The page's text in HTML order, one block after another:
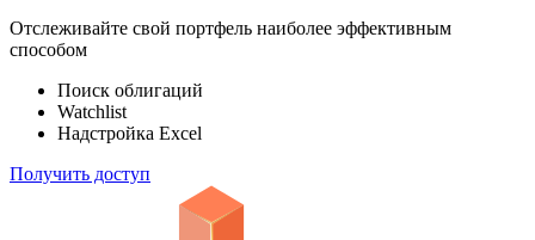
Отслеживайте свой портфель наиболее эффективным
способом
Поиск облигаций
Watchlist
Надстройка Excel
Получить доступ